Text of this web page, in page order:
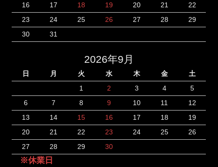
16
17 18 19 20 21
22
23
24 25 26 27 28
29
30
31
2026年9月
日 月 火 水 木 金
土
1
2 3 4
5
6
7 8 9 10 11
12
13
14 15 16 17 18
19
20
21 22 23 24 25
26
27
28 29 30
※休業日